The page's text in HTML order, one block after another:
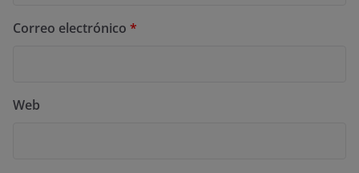
Correo electrónico *
Web